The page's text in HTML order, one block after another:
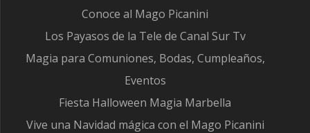
Conoce al Mago Picanini
Los Payasos de la Tele de Canal Sur Tv
Magia para Comuniones, Bodas, Cumpleaños,
Eventos
Fiesta Halloween Magia Marbella
Vive una Navidad mágica con el Mago Picanini